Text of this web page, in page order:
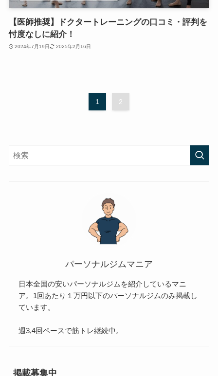
【医師推奨】ドクタートレーニングの口コミ・評判を
忖度なしに紹介！
2024年7月19日 2025年2月16日
1 2
パーソナルジムマニア
日本全国の安いパーソナルジムを紹介しているマニ
ア。1回あたり１万円以下のパーソナルジムのみ掲載し
ています。
週3,4回ペースで筋トレ継続中。
掲載募集中